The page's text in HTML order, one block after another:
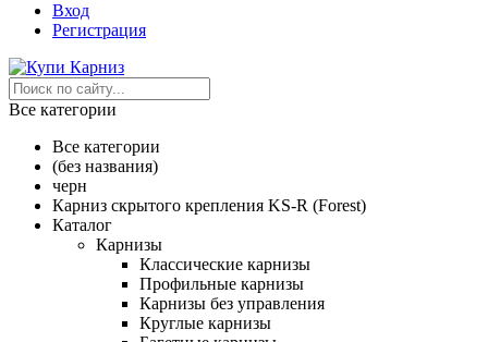
Вход
Регистрация
Все категории
Все категории
(без названия)
черн
Карниз скрытого крепления KS-R (Forest)
Каталог
Карнизы
Классические карнизы
Профильные карнизы
Карнизы без управления
Круглые карнизы